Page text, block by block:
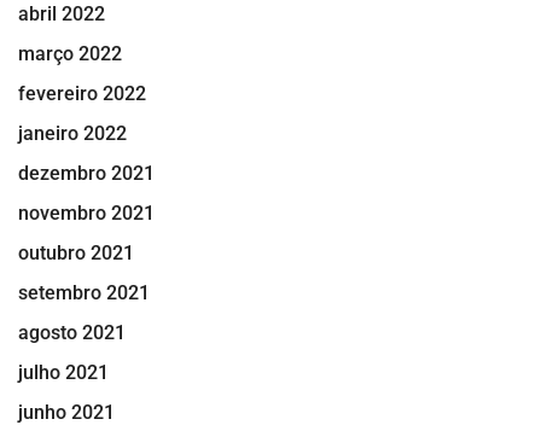
abril 2022
março 2022
fevereiro 2022
janeiro 2022
dezembro 2021
novembro 2021
outubro 2021
setembro 2021
agosto 2021
julho 2021
junho 2021